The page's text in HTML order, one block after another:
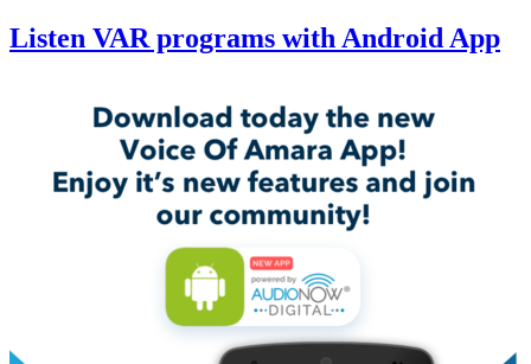
Listen VAR programs with Android App